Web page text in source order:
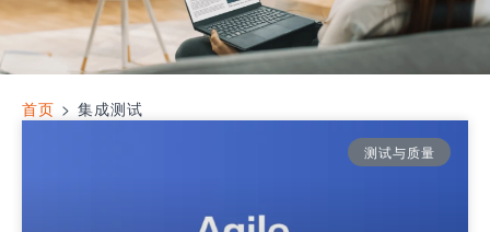
首页 > 集成测试
测试与质量